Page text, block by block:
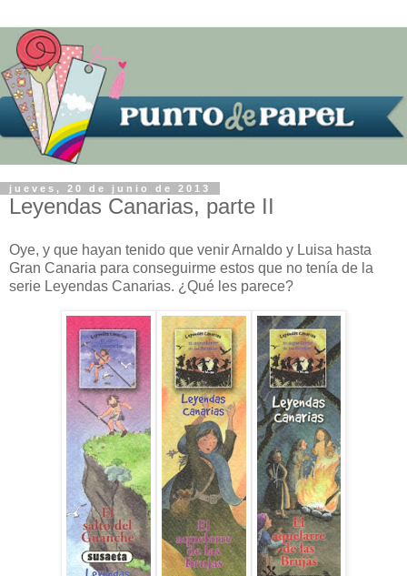
jueves, 20 de junio de 2013
Leyendas Canarias, parte II
Oye, y que hayan tenido que venir Arnaldo y Luisa hasta
Gran Canaria para conseguirme estos que no tenía de la
serie Leyendas Canarias. ¿Qué les parece?